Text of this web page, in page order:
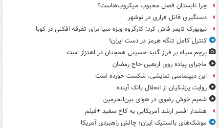
چرا تابستان فصل محبوب میکروب‌هاست؟
دستگیری قاتل فراری در نوشهر
نیویورک تایمز فاش کرد: کارگروه ویژه سیا برای تفرقه افکنی در کوبا
کنترل کامل تنگه هرمز در دست ایران!
پرچم سیاه بر فراز گنبد حسینی همچنان در اهتزاز است
ماجرای پیاده روی اربعین حاج رمضان
این دیپلماسی نمایشی، شکست خورده است
روایت پزشکیان از انحلال بانک آینده
شمیم خوش رضوی در هوای بین‌الحرمین
هشدار افسر ارشد آمریکایی به کاخ سفید +فیلم
موشک‌های بالستیک ایران؛ چالش راهبردی آمریکا